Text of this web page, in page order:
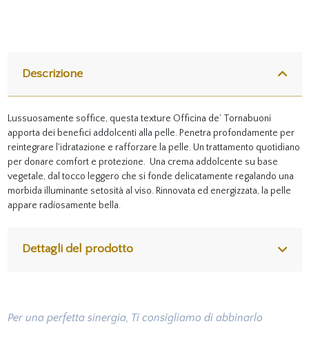
Descrizione
Lussuosamente soffice, questa texture Officina de’ Tornabuoni
apporta dei benefici addolcenti alla pelle. Penetra profondamente per
reintegrare l'idratazione e rafforzare la pelle. Un trattamento quotidiano
per donare comfort e protezione. Una crema addolcente su base
vegetale, dal tocco leggero che si fonde delicatamente regalando una
morbida illuminante setosità al viso. Rinnovata ed energizzata, la pelle
appare radiosamente bella.
Dettagli del prodotto
Per una perfetta sinergia, Ti consigliamo di abbinarlo